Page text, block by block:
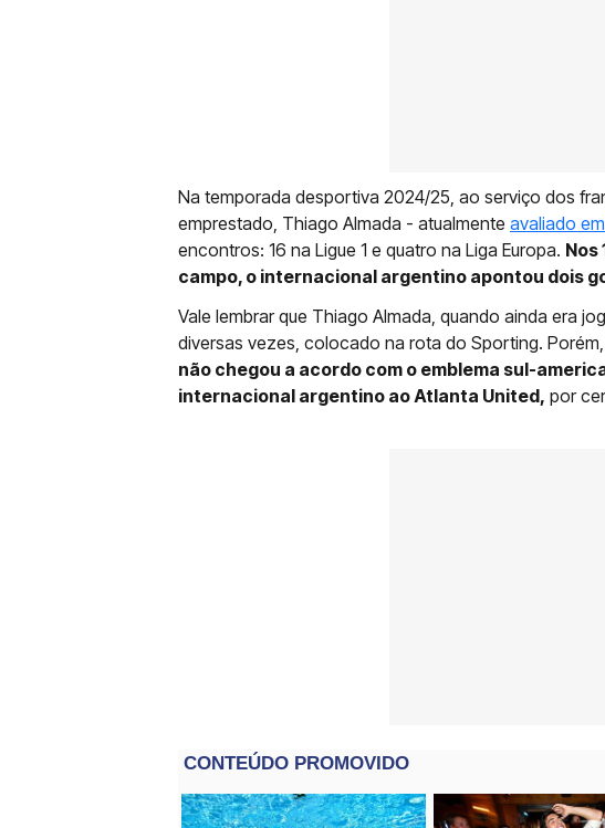
Na temporada desportiva 2024/25, ao serviço dos
emprestado, Thiago Almada - atualmente avaliado
encontros: 16 na Ligue 1 e quatro na Liga Europa. Nos
campo, o internacional argentino apontou dois
Vale lembrar que Thiago Almada, quando ainda era
diversas vezes, colocado na rota do Sporting.
não chegou a acordo com o emblema sul-
internacional argentino ao Atlanta United, por